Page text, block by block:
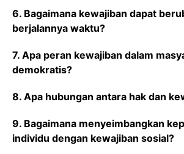
6. Bagaimana kewajiban dapat
berjalannya waktu?
7. Apa peran kewajiban dalam
demokratis?
8. Apa hubungan antara hak dan
9. Bagaimana menyeimbangkan
individu dengan kewajiban sosial?